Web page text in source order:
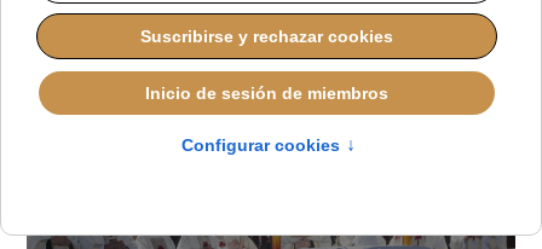
ALMUDENA BUENADICHA
DEFENSA DE LA VIDA
MIÉRCOLES, 22 OCTUBRE 2025 10:34